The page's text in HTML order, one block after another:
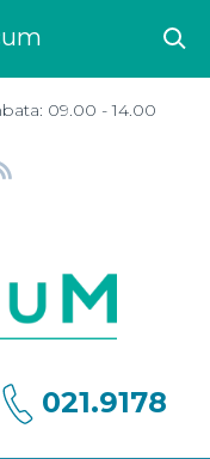
09.00 - 14.00
021.9178